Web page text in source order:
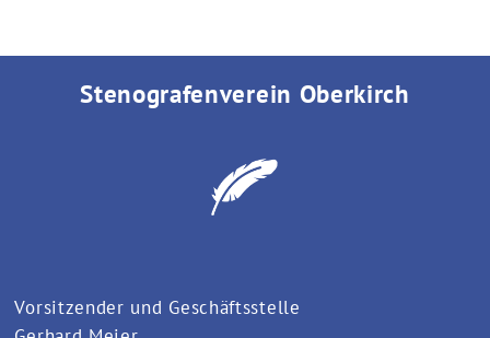
Stenografenverein Oberkirch
Vorsitzender und Geschäftsstelle